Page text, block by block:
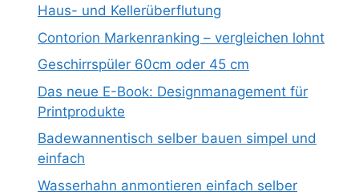
Haus- und Kellerüberflutung
Contorion Markenranking – vergleichen lohnt
Geschirrspüler 60cm oder 45 cm
Das neue E-Book: Designmanagement für
Printprodukte
Badewannentisch selber bauen simpel und
einfach
Wasserhahn anmontieren einfach selber